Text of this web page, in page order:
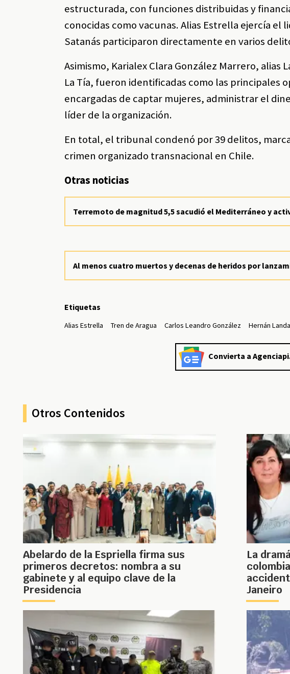
estructurada, con funciones distribuidas y
conocidas como vacunas. Alias Estrella ejercía
Satanás participaron directamente en varios
Asimismo, Karialex Clara González Marrero, alias
La Tía, fueron identificadas como las principales
encargadas de captar mujeres, administrar el
líder de la organización.
En total, el tribunal condenó por 39 delitos,
crimen organizado transnacional en Chile.
Otras noticias
Terremoto de magnitud 5,5 sacudió el Mediterráneo y
Al menos cuatro muertos y decenas de heridos por
Etiquetas
Alias Estrella Tren de Aragua Carlos Leandro González Hernán
Convierta a
Otros Contenidos
Abelardo de la Espriella firma sus
primeros decretos: nombra a su
gabinete y al equipo clave de la
Presidencia
La
Janeiro